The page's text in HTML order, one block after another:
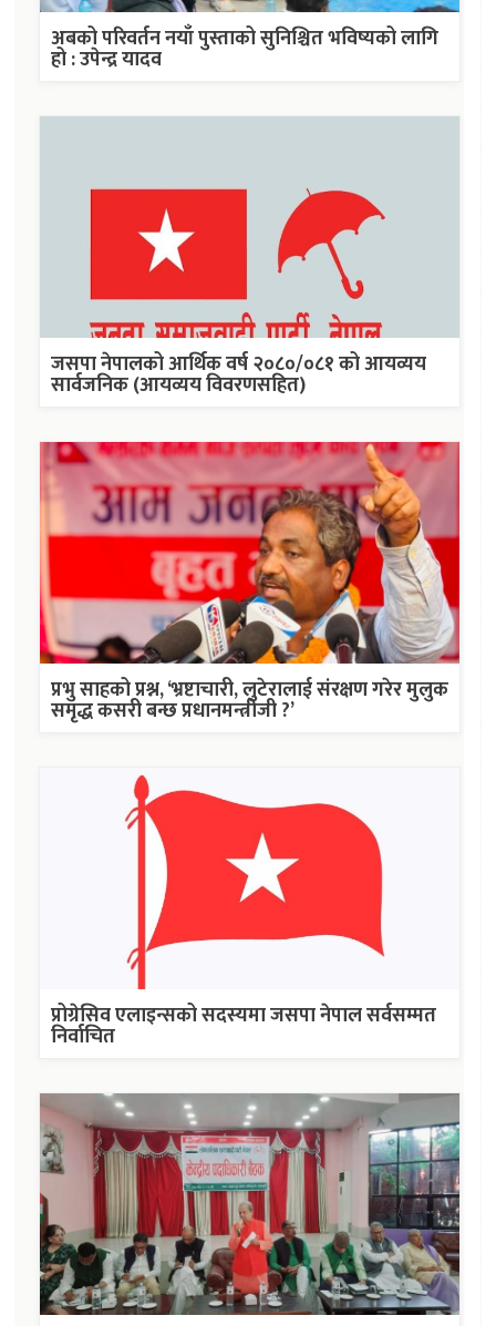
अबको परिवर्तन नयाँ पुस्ताको सुनिश्चित भविष्यको लागि
हो : उपेन्द्र यादव
जसपा नेपालको आर्थिक वर्ष २०८०/०८१ को आयव्यय
सार्वजनिक (आयव्यय विवरणसहित)
प्रभु साहको प्रश्न, ‘भ्रष्टाचारी, लुटेरालाई संरक्षण गरेर मुलुक
समृद्ध कसरी बन्छ प्रधानमन्त्रीजी ?’
प्रोग्रेसिव एलाइन्सको सदस्यमा जसपा नेपाल सर्वसम्मत
निर्वाचित